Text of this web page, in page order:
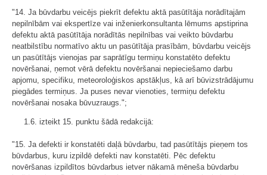
"14. Ja būvdarbu veicējs piekrīt defektu aktā pasūtītāja norādītajām
nepilnībām vai ekspertīze vai inženierkonsultanta lēmums apstiprina
defektu aktā pasūtītāja norādītās nepilnības vai veikto būvdarbu
neatbilstību normatīvo aktu un pasūtītāja prasībām, būvdarbu veicējs
un pasūtītājs vienojas par saprātīgu termiņu konstatēto defektu
novēršanai, ņemot vērā defektu novēršanai nepieciešamo darbu
apjomu, specifiku, meteoroloģiskos apstākļus, kā arī būvizstrādājumu
piegādes termiņus. Ja puses nevar vienoties, termiņu defektu
novēršanai nosaka būvuzraugs.";
1.6. izteikt 15. punktu šādā redakcijā:
"15. Ja defekti ir konstatēti daļā būvdarbu, tad pasūtītājs pieņem tos
būvdarbus, kuru izpildē defekti nav konstatēti. Pēc defektu
novēršanas izpildītos būvdarbus ietver nākamā mēneša būvdarbu